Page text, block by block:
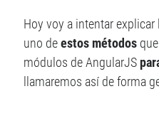
Ionic 2
Ionic
JavaFX
Hoy voy a intentar
uno deestos métodos
módulos de AngularJS
llamaremos así de forma